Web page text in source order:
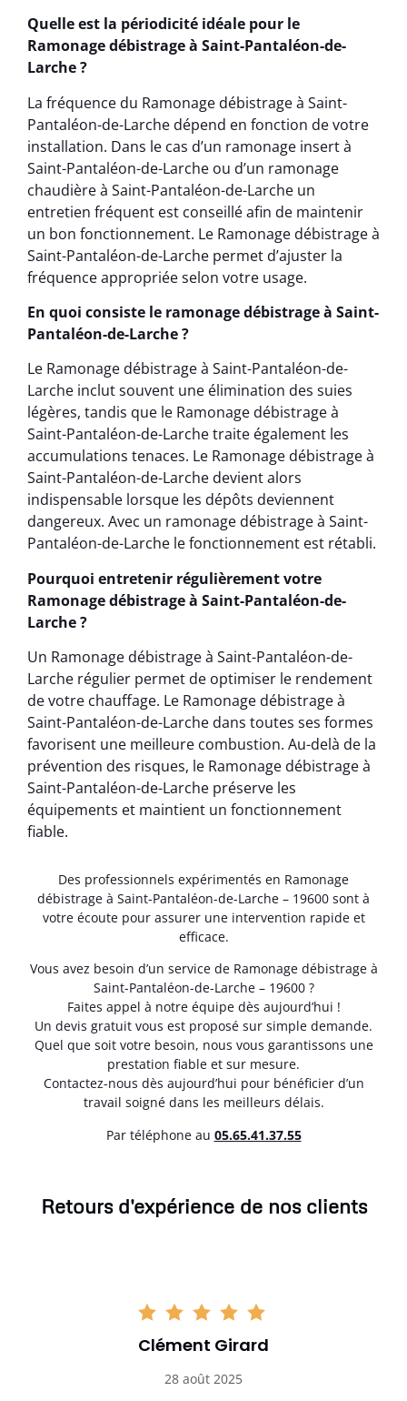
Quelle est la périodicité idéale pour le
Ramonage débistrage à Saint-Pantaléon-de-
Larche ?
La fréquence du Ramonage débistrage à Saint-
Pantaléon-de-Larche dépend en fonction de votre
installation. Dans le cas d’un ramonage insert à
Saint-Pantaléon-de-Larche ou d’un ramonage
chaudière à Saint-Pantaléon-de-Larche un
entretien fréquent est conseillé afin de maintenir
un bon fonctionnement. Le Ramonage débistrage à
Saint-Pantaléon-de-Larche permet d’ajuster la
fréquence appropriée selon votre usage.
En quoi consiste le ramonage débistrage à Saint-
Pantaléon-de-Larche ?
Le Ramonage débistrage à Saint-Pantaléon-de-
Larche inclut souvent une élimination des suies
légères, tandis que le Ramonage débistrage à
Saint-Pantaléon-de-Larche traite également les
accumulations tenaces. Le Ramonage débistrage à
Saint-Pantaléon-de-Larche devient alors
indispensable lorsque les dépôts deviennent
dangereux. Avec un ramonage débistrage à Saint-
Pantaléon-de-Larche le fonctionnement est rétabli.
Pourquoi entretenir régulièrement votre
Ramonage débistrage à Saint-Pantaléon-de-
Larche ?
Un Ramonage débistrage à Saint-Pantaléon-de-
Larche régulier permet de optimiser le rendement
de votre chauffage. Le Ramonage débistrage à
Saint-Pantaléon-de-Larche dans toutes ses formes
favorisent une meilleure combustion. Au-delà de la
prévention des risques, le Ramonage débistrage à
Saint-Pantaléon-de-Larche préserve les
équipements et maintient un fonctionnement
fiable.
Des professionnels expérimentés en Ramonage
débistrage à Saint-Pantaléon-de-Larche – 19600 sont à
votre écoute pour assurer une intervention rapide et
efficace.
Vous avez besoin d’un service de Ramonage débistrage à
Saint-Pantaléon-de-Larche – 19600 ?
Faites appel à notre équipe dès aujourd’hui !
Un devis gratuit vous est proposé sur simple demande.
Quel que soit votre besoin, nous vous garantissons une
prestation fiable et sur mesure.
Contactez-nous dès aujourd’hui pour bénéficier d’un
travail soigné dans les meilleurs délais.
Par téléphone au 05.65.41.37.55
Retours d'expérience de nos clients
Clément Girard
28 août 2025